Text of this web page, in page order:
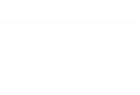
งตาคู่สวยของหล่อน...ต่างฝ่ายต่างมอง
จะถอนสายตากลับไปได้ มือของหล่อน
วบคุมพระองค์เองได้ดีกว่า อาดีว่ามา
ค์ในฐานะราชองครักษ์เลยสักครั้ง
ดูแลหล่อน...แล้วฝันของอาดีว่าจะเป็น
...” เจ้าชายทรงพาหล่อนไปตามกระแสธาร